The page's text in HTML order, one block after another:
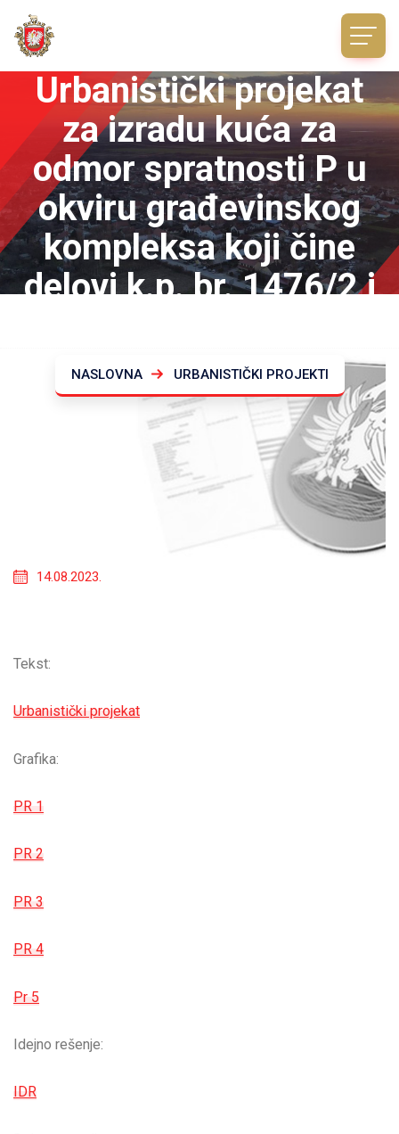
Urbanistički projekat
za izradu kuća za
odmor spratnosti P u
okviru građevinskog
kompleksa koji čine
delovi k.p. br. 1476/2 i
NASLOVNA URBANISTIČKI PROJEKTI
14.08.2023.
Tekst:
Urbanistički projekat
Grafika:
PR 1
PR 2
PR 3
PR 4
Pr 5
Idejno rešenje:
IDR